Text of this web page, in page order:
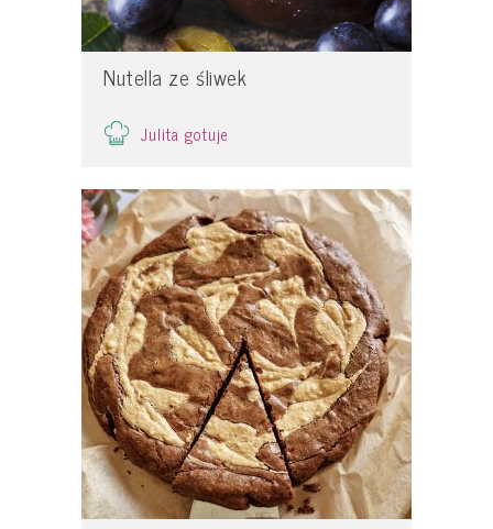
Nutella ze śliwek
Julita gotuje